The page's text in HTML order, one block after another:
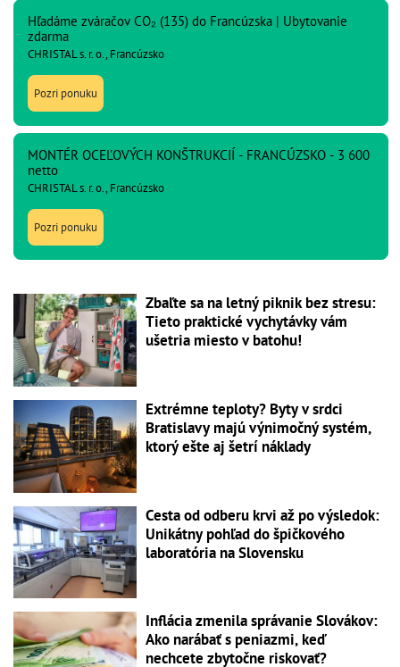
Hľadáme zváračov CO₂ (135) do Francúzska | Ubytovanie
zdarma
CHRISTAL s. r. o., Francúzsko
Pozri ponuku
MONTÉR OCEĽOVÝCH KONŠTRUKCIÍ - FRANCÚZSKO - 3 600
netto
CHRISTAL s. r. o., Francúzsko
Pozri ponuku
Zbaľte sa na letný piknik bez stresu:
Tieto praktické vychytávky vám
ušetria miesto v batohu!
Extrémne teploty? Byty v srdci
Bratislavy majú výnimočný systém,
ktorý ešte aj šetrí náklady
Cesta od odberu krvi až po výsledok:
Unikátny pohľad do špičkového
laboratória na Slovensku
Inflácia zmenila správanie Slovákov:
Ako narábať s peniazmi, keď
nechcete zbytočne riskovať?